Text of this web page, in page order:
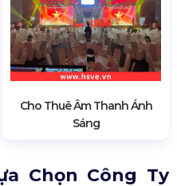
Cho Thuê Âm Thanh Ánh
Sáng
Chọn Công Ty